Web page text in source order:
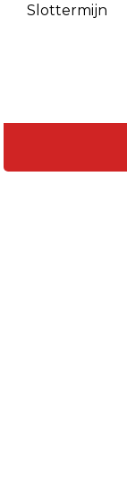
Slottermijn